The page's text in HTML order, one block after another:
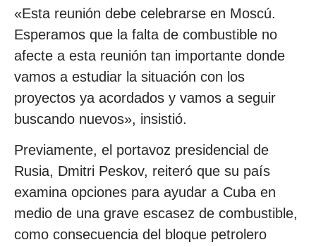
«Esta reunión debe celebrarse en Moscú.
Esperamos que la falta de combustible no
afecte a esta reunión tan importante donde
vamos a estudiar la situación con los
proyectos ya acordados y vamos a seguir
buscando nuevos», insistió.
Previamente, el portavoz presidencial de
Rusia, Dmitri Peskov, reiteró que su país
examina opciones para ayudar a Cuba en
medio de una grave escasez de combustible,
como consecuencia del bloque petrolero